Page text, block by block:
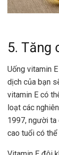
5. Tăng
Uống vitamin
dịch của bạn
vitamin E có
loạt các
1997, người ta
cao tuổi có